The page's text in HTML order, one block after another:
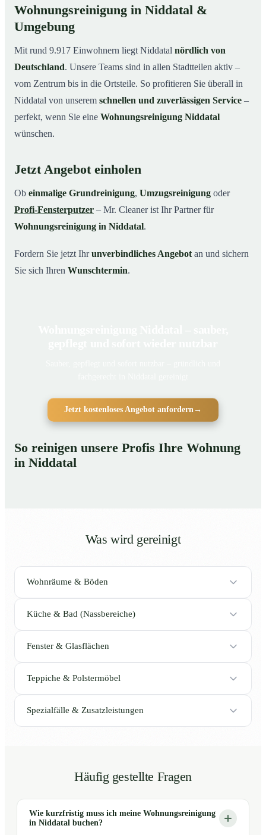
Wohnungsreinigung in Niddatal &
Umgebung
Mit rund 9.917 Einwohnern liegt Niddatal nördlich von
Deutschland. Unsere Teams sind in allen Stadtteilen aktiv –
vom Zentrum bis in die Ortsteile. So profitieren Sie überall in
Niddatal von unserem schnellen und zuverlässigen Service –
perfekt, wenn Sie eine Wohnungsreinigung Niddatal
wünschen.
Jetzt Angebot einholen
Ob einmalige Grundreinigung, Umzugsreinigung oder
Profi-Fensterputzer – Mr. Cleaner ist Ihr Partner für
Wohnungsreinigung in Niddatal.
Fordern Sie jetzt Ihrunverbindliches Angebot an und sichern
Sie sich Ihren Wunschtermin.
Jetzt kostenloses Angebot anfordern →
So reinigen unsere Profis Ihre Wohnung
in Niddatal
Was wird gereinigt
Wohnräume & Böden
Küche & Bad (Nassbereiche)
Fenster & Glasflächen
Teppiche & Polstermöbel
Spezialfälle & Zusatzleistungen
Häufig gestellte Fragen
Wie kurzfristig muss ich meine Wohnungsreinigung
in Niddatal buchen?